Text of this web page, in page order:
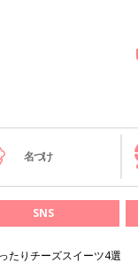
名づけ
SNS
たりチーズスイーツ4選